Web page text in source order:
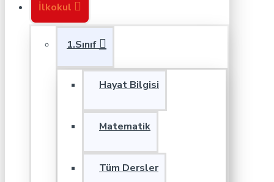
İlkokul
1.Sınıf
Hayat Bilgisi
Matematik
Tüm Dersler